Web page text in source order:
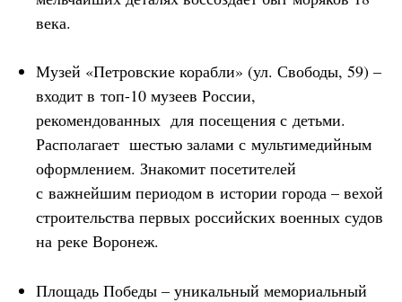
века.
Музей «Петровские корабли» (ул. Свободы, 59) –
входит в топ-10 музеев России,
рекомендованных для посещения с детьми.
Располагает шестью залами с мультимедийным
оформлением. Знакомит посетителей
с важнейшим периодом в истории города – вехой
строительства первых российских военных судов
на реке Воронеж.
Площадь Победы – уникальный мемориальный